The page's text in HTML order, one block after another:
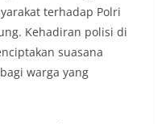
terhadap Polri
Kehadiran polisi di
suasana
warga yang